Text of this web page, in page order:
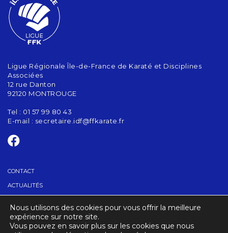
Ligue Régionale Île-de-France de Karaté et Disciplines
Associées
12 rue Danton
92120 MONTROUGE
Tel : 01 57 99 80 43
E-mail : secretaire.idf@ffkarate.fr
CONTACT
ACTUALITÉS
TROUVER UN CLUB
Nous utilisons des cookies pour vous offrir la meilleure
expérience sur notre site.
Vous pouvez en savoir plus sur les cookies que nous